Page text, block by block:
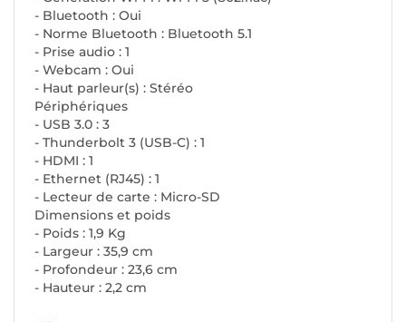
- Bluetooth : Oui
- Norme Bluetooth : Bluetooth 5.1
- Prise audio : 1
- Webcam : Oui
- Haut parleur(s) : Stéréo
Périphériques
- USB 3.0 : 3
- Thunderbolt 3 (USB-C) : 1
- HDMI : 1
- Ethernet (RJ45) : 1
- Lecteur de carte : Micro-SD
Dimensions et poids
- Poids : 1,9 Kg
- Largeur : 35,9 cm
- Profondeur : 23,6 cm
- Hauteur : 2,2 cm